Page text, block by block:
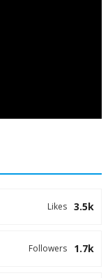
3.5k
Likes
1.7k
Followers